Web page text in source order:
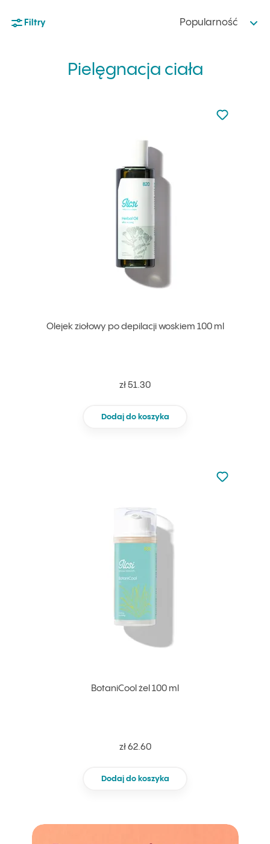
Filtry Popularność
Pielęgnacja ciała
Olejek ziołowy po depilacji woskiem 100 ml
zł 51.30
Dodaj do koszyka
Nie dodano
Dodaj do
BotaniCool żel 100 ml
zł 62.60
Dodaj do koszyka
Nie dodano
Dodaj do